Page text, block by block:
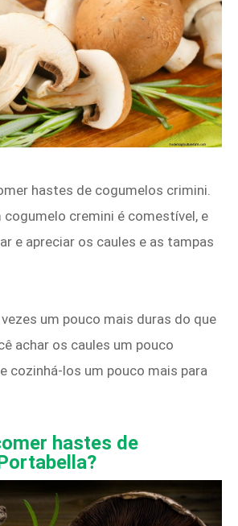
hastes de cogumelos crimini.
cogumelo cremini é comestível, e
e apreciar os caules e as tampas
um pouco mais duras do que
achar os caules um pouco
cozinhá-los um pouco mais para
hastes de